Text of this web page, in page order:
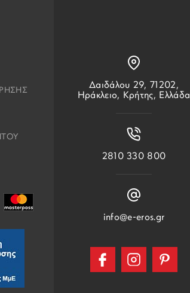
Δαιδάλου 29, 71202,
Ηράκλειο, Κρήτης, Ελλάδα
2810 330 800
info@e-eros.gr